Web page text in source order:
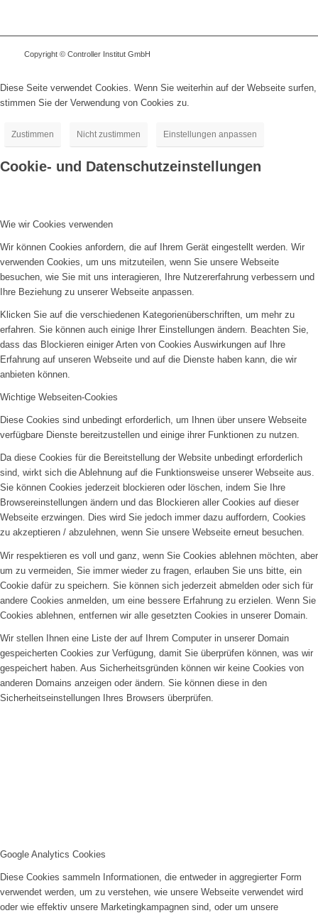
Copyright © Controller Institut GmbH
Diese Seite verwendet Cookies. Wenn Sie weiterhin auf der Webseite surfen,
stimmen Sie der Verwendung von Cookies zu.
Zustimmen Nicht zustimmen Einstellungen anpassen
Cookie- und Datenschutzeinstellungen
Wie wir Cookies verwenden
Wir können Cookies anfordern, die auf Ihrem Gerät eingestellt werden. Wir
verwenden Cookies, um uns mitzuteilen, wenn Sie unsere Webseite
besuchen, wie Sie mit uns interagieren, Ihre Nutzererfahrung verbessern und
Ihre Beziehung zu unserer Webseite anpassen.
Klicken Sie auf die verschiedenen Kategorienüberschriften, um mehr zu
erfahren. Sie können auch einige Ihrer Einstellungen ändern. Beachten Sie,
dass das Blockieren einiger Arten von Cookies Auswirkungen auf Ihre
Erfahrung auf unseren Webseite und auf die Dienste haben kann, die wir
anbieten können.
Wichtige Webseiten-Cookies
Diese Cookies sind unbedingt erforderlich, um Ihnen über unsere Webseite
verfügbare Dienste bereitzustellen und einige ihrer Funktionen zu nutzen.
Da diese Cookies für die Bereitstellung der Website unbedingt erforderlich
sind, wirkt sich die Ablehnung auf die Funktionsweise unserer Webseite aus.
Sie können Cookies jederzeit blockieren oder löschen, indem Sie Ihre
Browsereinstellungen ändern und das Blockieren aller Cookies auf dieser
Webseite erzwingen. Dies wird Sie jedoch immer dazu auffordern, Cookies
zu akzeptieren / abzulehnen, wenn Sie unsere Webseite erneut besuchen.
Wir respektieren es voll und ganz, wenn Sie Cookies ablehnen möchten, aber
um zu vermeiden, Sie immer wieder zu fragen, erlauben Sie uns bitte, ein
Cookie dafür zu speichern. Sie können sich jederzeit abmelden oder sich für
andere Cookies anmelden, um eine bessere Erfahrung zu erzielen. Wenn Sie
Cookies ablehnen, entfernen wir alle gesetzten Cookies in unserer Domain.
Wir stellen Ihnen eine Liste der auf Ihrem Computer in unserer Domain
gespeicherten Cookies zur Verfügung, damit Sie überprüfen können, was wir
gespeichert haben. Aus Sicherheitsgründen können wir keine Cookies von
anderen Domains anzeigen oder ändern. Sie können diese in den
Sicherheitseinstellungen Ihres Browsers überprüfen.
Google Analytics Cookies
Diese Cookies sammeln Informationen, die entweder in aggregierter Form
verwendet werden, um zu verstehen, wie unsere Webseite verwendet wird
oder wie effektiv unsere Marketingkampagnen sind, oder um unsere